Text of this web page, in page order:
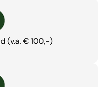
(v.a. € 100,-)